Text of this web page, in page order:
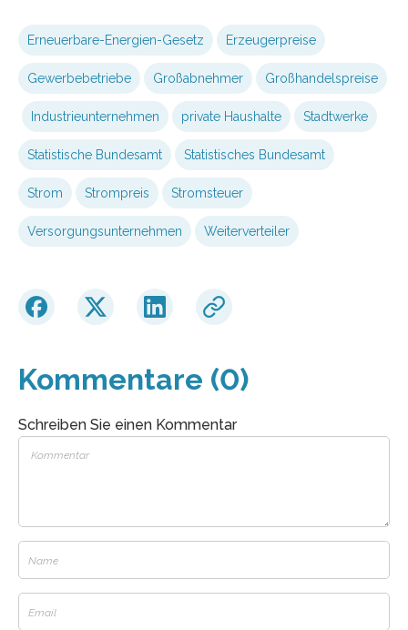
Erneuerbare-Energien-Gesetz Er­zeuger­preise
Gewerbebetriebe Großabnehmer Großhandelspreise
Industrieunternehmen private Haushalte Stadtwerke
Statistische Bundesamt Statistisches Bundesamt
Strom Strompreis Stromsteuer
Versorgungsunternehmen Weiterverteiler
Kommentare (0)
Schreiben Sie einen Kommentar